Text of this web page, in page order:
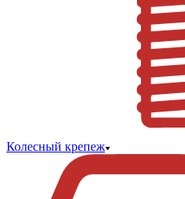
Колесный крепеж